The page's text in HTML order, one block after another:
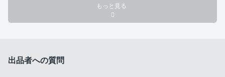
もっと見る
出品者への質問